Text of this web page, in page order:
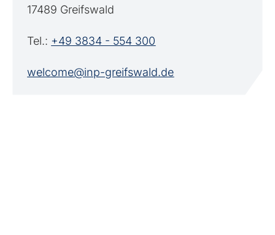
17489 Greifswald
Tel.: +49 3834 - 554 300
welcome@inp-greifswald.de